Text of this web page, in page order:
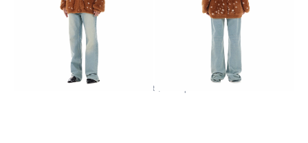
SORELLE ERA, 26 000 p.